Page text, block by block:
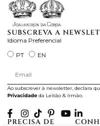
SUBSCREVA A
Idioma Preferencial
PT
EN
Ao subscrever à newsletter, declara
Privacidade da Leitão & Irmão.
PRECISA DE